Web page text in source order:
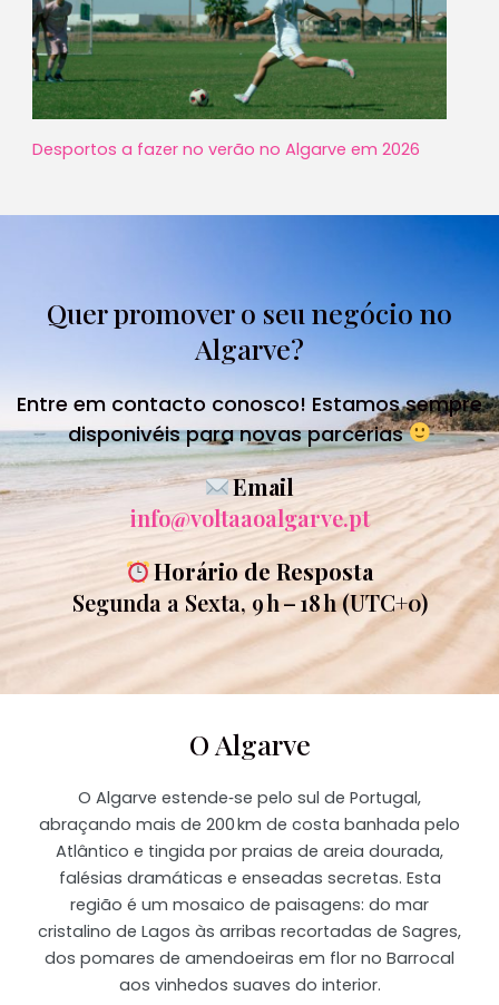
Desportos a fazer no verão no Algarve em 2026
Quer promover o seu negócio no
Algarve?
Entre em contacto conosco! Estamos sempre
disponivéis para novas parcerias
Email
info@voltaaoalgarve.pt
Horário de Resposta
Segunda a Sexta, 9 h – 18 h (UTC+0)
O Algarve
O Algarve estende‑se pelo sul de Portugal,
abraçando mais de 200 km de costa banhada pelo
Atlântico e tingida por praias de areia dourada,
falésias dramáticas e enseadas secretas. Esta
região é um mosaico de paisagens: do mar
cristalino de Lagos às arribas recortadas de Sagres,
dos pomares de amendoeiras em flor no Barrocal
aos vinhedos suaves do interior.